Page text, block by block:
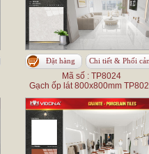
Đặt hàng Chi tiết & Phối
Mã số : TP8024
Gạch ốp lát 800x800mm